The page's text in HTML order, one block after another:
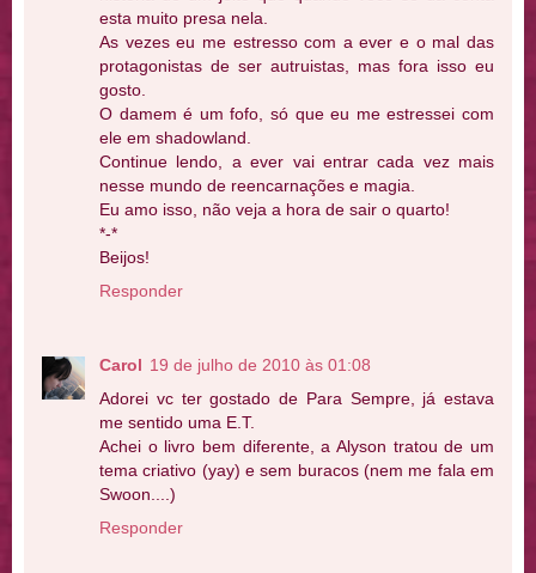
esta muito presa nela.
As vezes eu me estresso com a ever e o mal das
protagonistas de ser autruistas, mas fora isso eu
gosto.
O damem é um fofo, só que eu me estressei com
ele em shadowland.
Continue lendo, a ever vai entrar cada vez mais
nesse mundo de reencarnações e magia.
Eu amo isso, não veja a hora de sair o quarto!
*-*
Beijos!
Responder
Carol 19 de julho de 2010 às 01:08
Adorei vc ter gostado de Para Sempre, já estava
me sentido uma E.T.
Achei o livro bem diferente, a Alyson tratou de um
tema criativo (yay) e sem buracos (nem me fala em
Swoon....)
Responder